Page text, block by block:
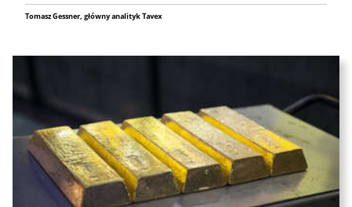
Tomasz Gessner, główny analityk Tavex